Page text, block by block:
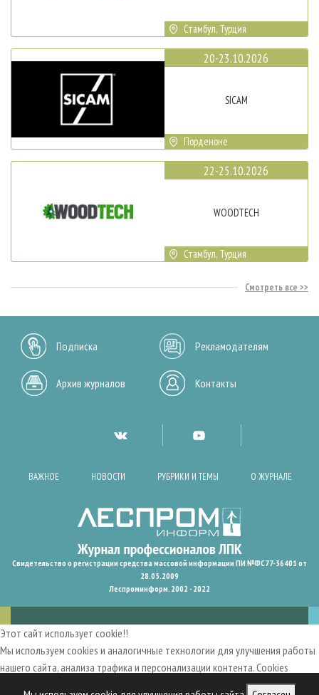
Стамбул, Турция
20-23.10.2026
SICAM
Порденоне
22-25.10.2026
WOODTECH
Стамбул, Турция
Смотреть все
Подписка Рекламодателям
Архив журналов Контакты
ВАЖНОЕ НОВОСТИ РУБРИКИ И ТЕМЫ О ЖУРНАЛЕ
Свидетельство о регистрации средства массовой информации ПИ №ФС77-36401 от
28.05.2009
Леспроминформ. 2002 - 2022
Этот сайт использует cookie!!
Мы используем cookies и аналогичные технологии для улучшения работы
нашего сайта, анализа трафика и персонализации контента. Cookies